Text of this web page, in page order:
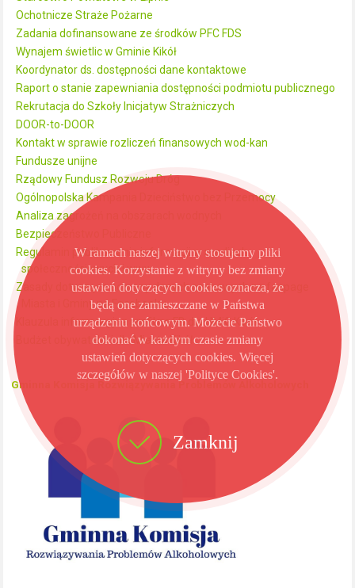
Ochotnicze Straże Pożarne
Zadania dofinansowane ze środków PFC FDS
Wynajem świetlic w Gminie Kikół
Koordynator ds. dostępności dane kontaktowe
Raport o stanie zapewniania dostępności podmiotu publicznego
Rekrutacja do Szkoły Inicjatyw Strażniczych
DOOR-to-DOOR
Kontakt w sprawie rozliczeń finansowych wod-kan
Fundusze unijne
Rządowy Fundusz Rozwoju Dróg
Ogólnopolska Kampania Dzieciństwo bez Przemocy
Analiza zagrożeń na obszarach wodnych
Bezpieczeństwo Publiczne
Regulamin publikowania informacji w mediach
społecznościowych i www
Zasady dotyczące ochrony danych osobowych na fanpage
Miasta i Gminy na Facebooku
Klauzula informacyjna profil na FB dla UMiG Kikół
Budżet obywatelski dla Miasta Kikół
Gminna Komisja Rozwiązywania Problemów Alkoholowych
Zamknij
W ramach naszej witryny stosujemy pliki
cookies. Korzystanie z witryny bez zmiany
ustawień dotyczących cookies oznacza, że
będą one zamieszczane w Państwa
urządzeniu końcowym. Możecie Państwo
dokonać w każdym czasie zmiany
ustawień dotyczących cookies. Więcej
szczegółów w naszej 'Polityce Cookies'.